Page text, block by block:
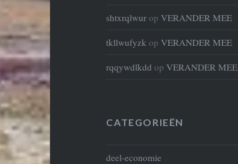
shtxrqlwur opVERANDER MEE
tkllwufyzk opVERANDER MEE
rqqywdlkdd opVERANDER MEE
CATEGORIEËN
deel-economie